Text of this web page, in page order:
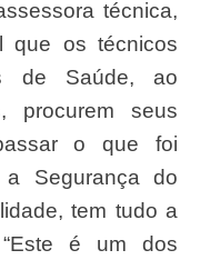
técnica,
que os técnicos
de Saúde, ao
procurem seus
o que foi
Segurança do
tem tudo a
é um dos